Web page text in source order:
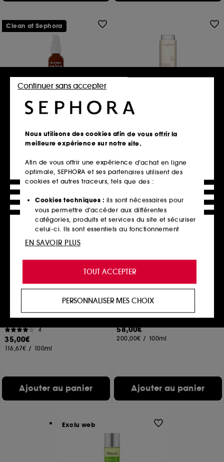
YOUTH TO THE PEOPLE
15% Vitamin C+ Clean
1575
72,00€
Ajouter au panier
Clean at Sephora
CLARINS
Lait Velours Démaquillant
29,90€
Ajouter au panier
Clarity Concentrate
Lotion Tonique
4
35,00€
116,67€ / 100ml
Ajouter au panier
MARIO BADESCU
Super Peptide
Sérum anti-âge
58,00€
200,00€ / 100ml
Ajouter au panier
Exclu web
Nous utilisons des cookies afin de vous offrir la
meilleure expérience sur notre site.
Afin de vous offrir une expérience d’achat en ligne
optimale, SEPHORA et ses partenaires utilisent des
cookies et autres traceurs, tels que des :
Cookies techniques : ils sont nécessaires pour
vous permettre d’accéder aux différentes
catégories, produits et services du site et sécuriser
celui-ci. Ils sont essentiels au fonctionnement
technique du site et ne peuvent être désactivés.
de vous offrir une expérience enrichie et
personnalisée en vous recommandant des
produits, des services et des contenus qui
proposer des offres promotionnelles adaptées à
votre profil.
Cookies réseaux sociaux et publicité :
utilisés pour vous présenter du contenu susceptible
de vous plaire via des publicités, y compris sur des
navigation, et de l'historique de vos interactions.
Cookies de mesure d’audience :ils nous
fréquentation et de navigation sur notre site afin
d’en améliorer la performance.
Cookies de sécurisation des paiements en ligne :
ils nous permettent de lutter notamment contre les
TOUT ACCEPTER
Continuer sans accepter
PERSONNALISER MES CHOIX
EN SAVOIR PLUS